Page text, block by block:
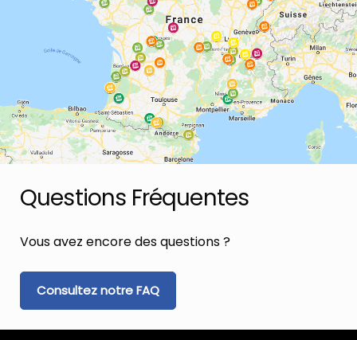
Questions Fréquentes
Vous avez encore des questions ?
Consultez notre FAQ